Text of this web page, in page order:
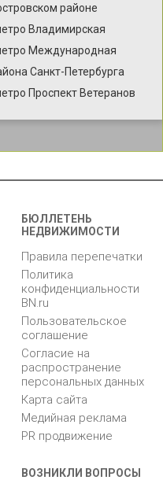
районе
Владимирская
Международная
Санкт-Петербурга
Проспект Ветеранов
БЮЛЛЕТЕНЬ
НЕДВИЖИМОСТИ
Правила перепечатки
Политика
конфиденциальности
BN.ru
Пользовательское
соглашение
Согласие на
распространение
персональных данных
Карта сайта
Медийная реклама
PR продвижение
ВОЗНИКЛИ ВОПРОСЫ